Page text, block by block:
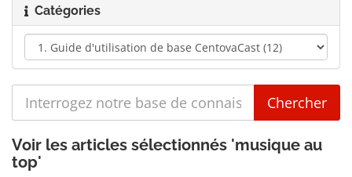
Catégories
Voir les articles sélectionnés 'musique au
top'